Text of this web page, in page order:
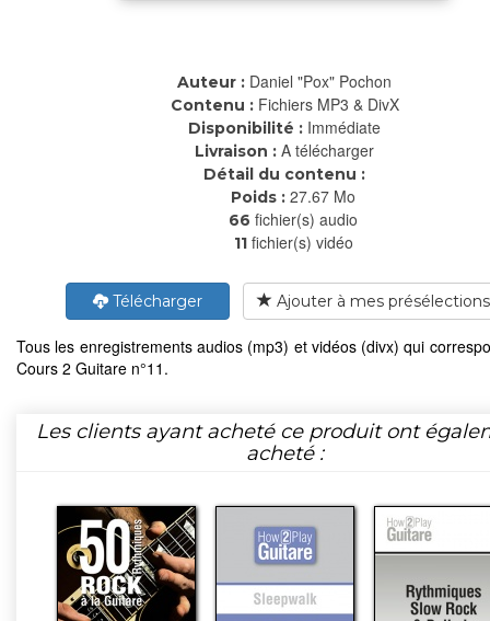
Auteur : Daniel "Pox" Pochon
Contenu : Fichiers MP3 & DivX
Disponibilité : Immédiate
Livraison : A télécharger
Détail du contenu :
Poids : 27.67 Mo
66 fichier(s) audio
11 fichier(s) vidéo
Télécharger Ajouter à mes présélections
Tous les enregistrements audios (mp3) et vidéos (divx) qui
Cours 2 Guitare n°11.
Les clients ayant acheté ce produit ont
acheté :